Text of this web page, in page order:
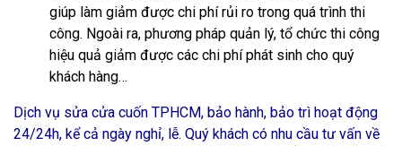
giúp làm giảm được chi phí rủi ro trong quá trình thi
công. Ngoài ra, phương pháp quản lý, tổ chức thi công
hiệu quả giảm được các chi phí phát sinh cho quý
khách hàng…
Dịch vụ sửa cửa cuốn TPHCM, bảo hành, bảo trì hoạt động
24/24h, kể cả ngày nghỉ, lễ. Quý khách có nhu cầu tư vấn về